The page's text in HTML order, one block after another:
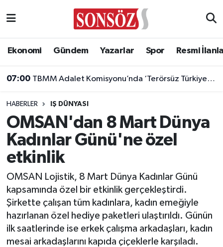
Ekonomi Gündem Yazarlar Spor Resmi
07:00 TBMM Adalet Komisyonu’nda ‘Terörsüz Türkiye’ çerçeve yasası görüşülüyor
HABERLER IŞ DÜNYASI
OMSAN'dan 8 Mart Dünya
Kadınlar Günü'ne özel
etkinlik
OMSAN Lojistik, 8 Mart Dünya Kadınlar Günü
kapsamında özel bir etkinlik gerçekleştirdi.
Şirkette çalışan tüm kadınlara, kadın emeğiyle
hazırlanan özel hediye paketleri ulaştırıldı. Günün
ilk saatlerinde ise erkek çalışma arkadaşları, kadın
mesai arkadaşlarını kapıda çiçeklerle karşıladı.
Asayiş
Biyografi
Çevre
Diğer
Dünya
Eğitim
Ekonomi
Ankara Nöbetçi Eczaneler
Ankara Trafik Yoğunluk Haritası
Süper Lig Puan Durumu ve Fikstür
Tüm Manşetler
Son Dakika Haberleri
Haber Arşivi